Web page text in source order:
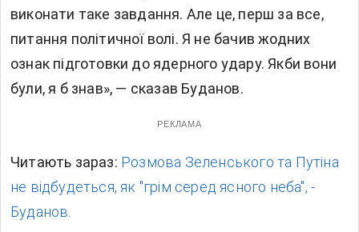
виконати таке завдання. Але це, перш за все,
питання політичної волі. Я не бачив жодних
ознак підготовки до ядерного удару. Якби вони
були, я б знав», — сказав Буданов.
РЕКЛАМА
Читають зараз: Розмова Зеленського та Путіна
не відбудеться, як "грім серед ясного неба", -
Буданов.